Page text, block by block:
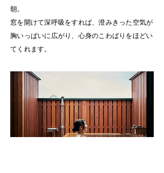
朝。
窓を開けて深呼吸をすれば、澄みきった空気が
胸いっぱいに広がり、心身のこわばりをほどい
てくれます。